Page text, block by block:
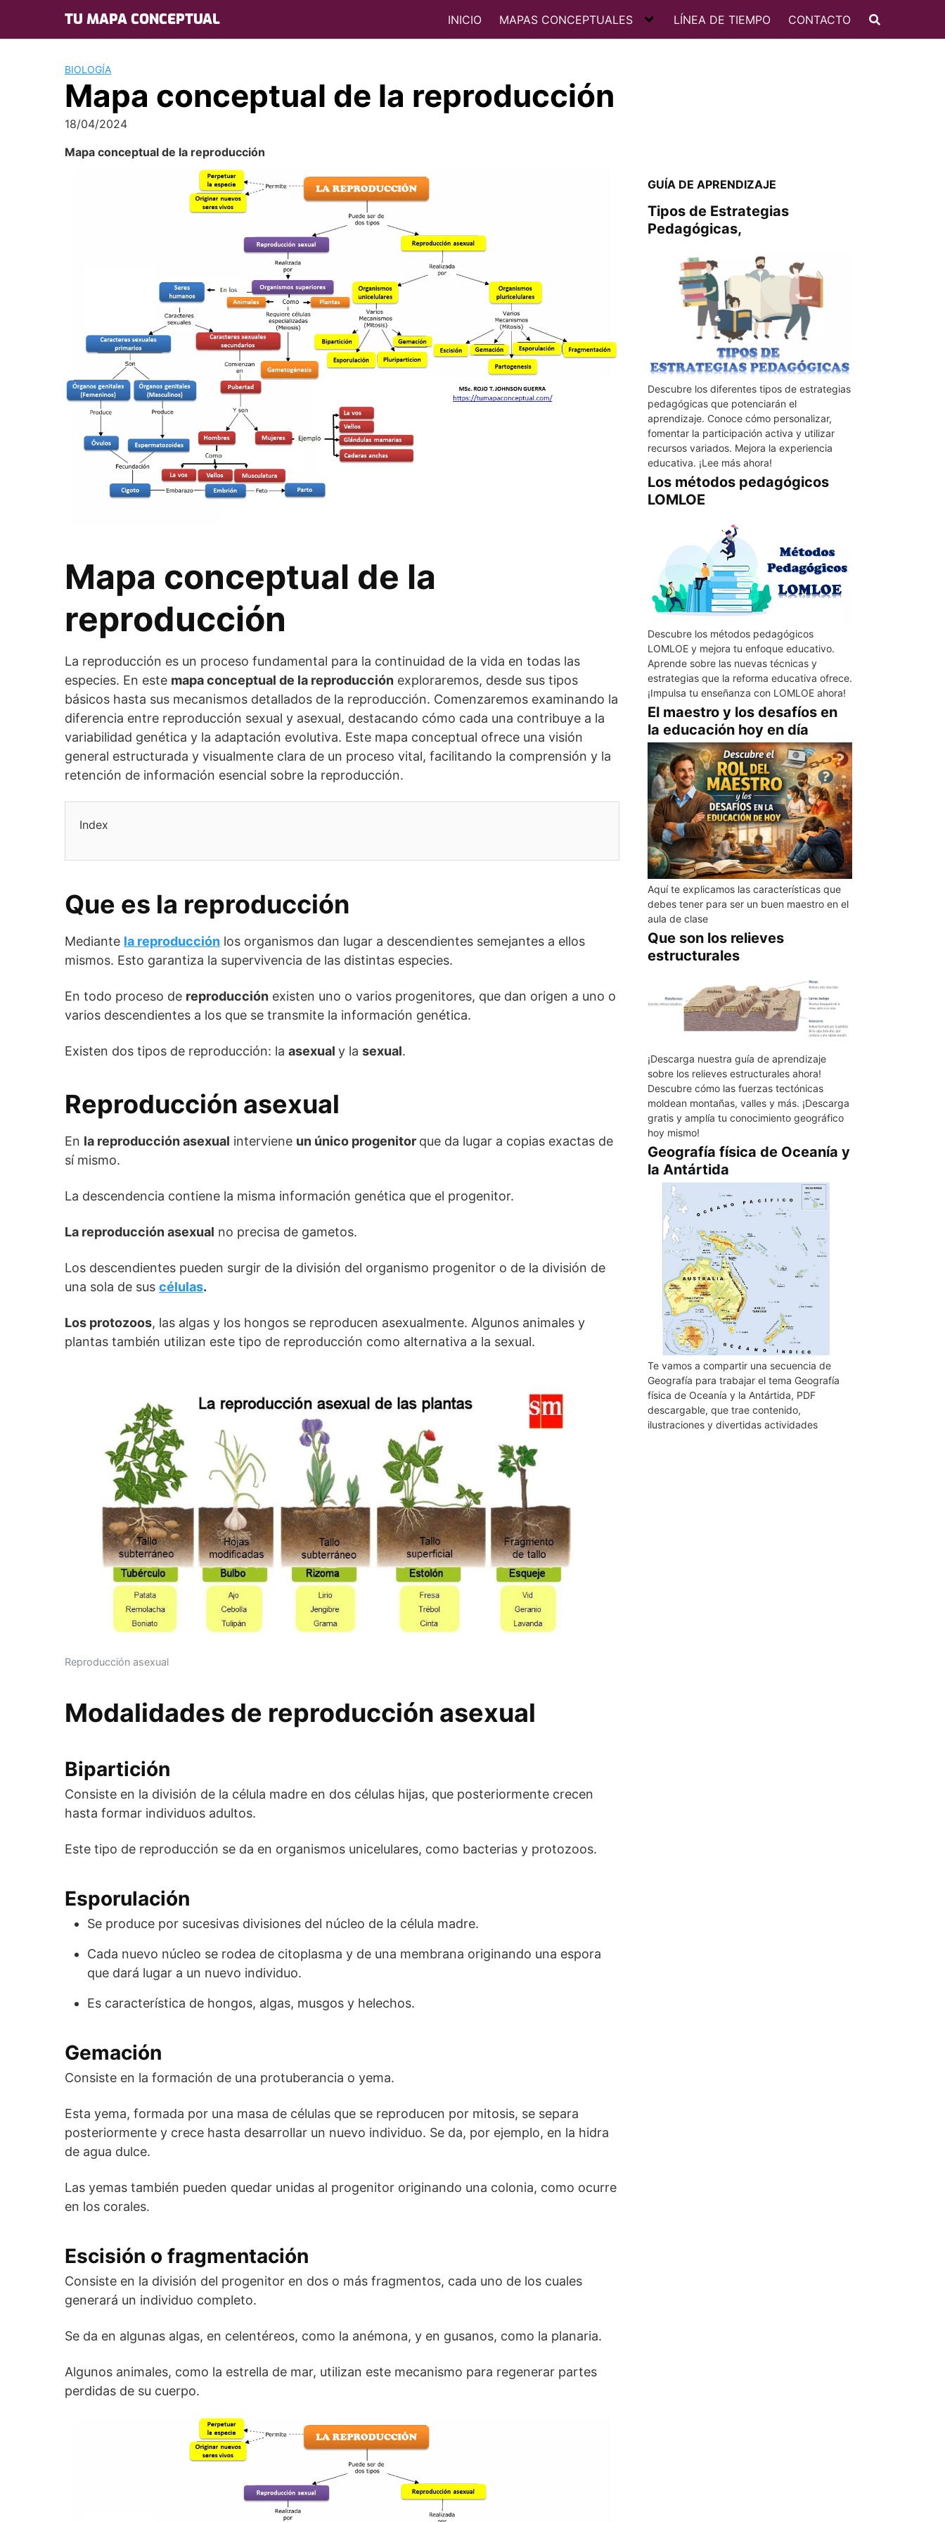
content
TU MAPA CONCEPTUAL INICIO MAPAS CONCEPTUALES LÍNEA DE TIEMPO CONTACTO
BIOLOGÍA
Mapa conceptual de la reproducción
18/04/2024
Mapa conceptual de la reproducción
Mapa conceptual de la
reproducción
La reproducción es un proceso fundamental para la continuidad de la vida en todas las
especies. En este mapa conceptual de la reproducción exploraremos, desde sus tipos
básicos hasta sus mecanismos detallados de la reproducción. Comenzaremos examinando la
diferencia entre reproducción sexual y asexual, destacando cómo cada una contribuye a la
variabilidad genética y la adaptación evolutiva. Este mapa conceptual ofrece una visión
general estructurada y visualmente clara de un proceso vital, facilitando la comprensión y la
retención de información esencial sobre la reproducción.
Index
Que es la reproducción
Mediante la reproducción los organismos dan lugar a descendientes semejantes a ellos
mismos. Esto garantiza la supervivencia de las distintas especies.
En todo proceso de reproducción existen uno o varios progenitores, que dan origen a uno o
varios descendientes a los que se transmite la información genética.
Existen dos tipos de reproducción: la asexual y la sexual.
Reproducción asexual
En la reproducción asexual interviene un único progenitor que da lugar a copias exactas de
sí mismo.
La descendencia contiene la misma información genética que el progenitor.
La reproducción asexual no precisa de gametos.
Los descendientes pueden surgir de la división del organismo progenitor o de la división de
una sola de sus células.
Los protozoos, las algas y los hongos se reproducen asexualmente. Algunos animales y
plantas también utilizan este tipo de reproducción como alternativa a la sexual.
Reproducción asexual
Modalidades de reproducción asexual
Bipartición
Consiste en la división de la célula madre en dos células hijas, que posteriormente crecen
hasta formar individuos adultos.
Este tipo de reproducción se da en organismos unicelulares, como bacterias y protozoos.
Esporulación
Se produce por sucesivas divisiones del núcleo de la célula madre.
Cada nuevo núcleo se rodea de citoplasma y de una membrana originando una espora
que dará lugar a un nuevo individuo.
Es característica de hongos, algas, musgos y helechos.
Gemación
Consiste en la formación de una protuberancia o yema.
Esta yema, formada por una masa de células que se reproducen por mitosis, se separa
posteriormente y crece hasta desarrollar un nuevo individuo. Se da, por ejemplo, en la hidra
de agua dulce.
Las yemas también pueden quedar unidas al progenitor originando una colonia, como ocurre
en los corales.
Escisión o fragmentación
Consiste en la división del progenitor en dos o más fragmentos, cada uno de los cuales
generará un individuo completo.
Se da en algunas algas, en celentéreos, como la anémona, y en gusanos, como la planaria.
Algunos animales, como la estrella de mar, utilizan este mecanismo para regenerar partes
perdidas de su cuerpo.
GUÍA DE APRENDIZAJE
Tipos de Estrategias
Pedagógicas,
Descubre los diferentes tipos de estrategias
pedagógicas que potenciarán el
aprendizaje. Conoce cómo personalizar,
fomentar la participación activa y utilizar
recursos variados. Mejora la experiencia
educativa. ¡Lee más ahora!
Los métodos pedagógicos
LOMLOE
Descubre los métodos pedagógicos
LOMLOE y mejora tu enfoque educativo.
Aprende sobre las nuevas técnicas y
estrategias que la reforma educativa ofrece.
¡Impulsa tu enseñanza con LOMLOE ahora!
El maestro y los desafíos en
la educación hoy en día
Aquí te explicamos las características que
debes tener para ser un buen maestro en el
aula de clase
Que son los relieves
estructurales
¡Descarga nuestra guía de aprendizaje
sobre los relieves estructurales ahora!
Descubre cómo las fuerzas tectónicas
moldean montañas, valles y más. ¡Descarga
gratis y amplía tu conocimiento geográfico
hoy mismo!
Geografía física de Oceanía y
la Antártida
Te vamos a compartir una secuencia de
Geografía para trabajar el tema Geografía
física de Oceanía y la Antártida, PDF
descargable, que trae contenido,
ilustraciones y divertidas actividades